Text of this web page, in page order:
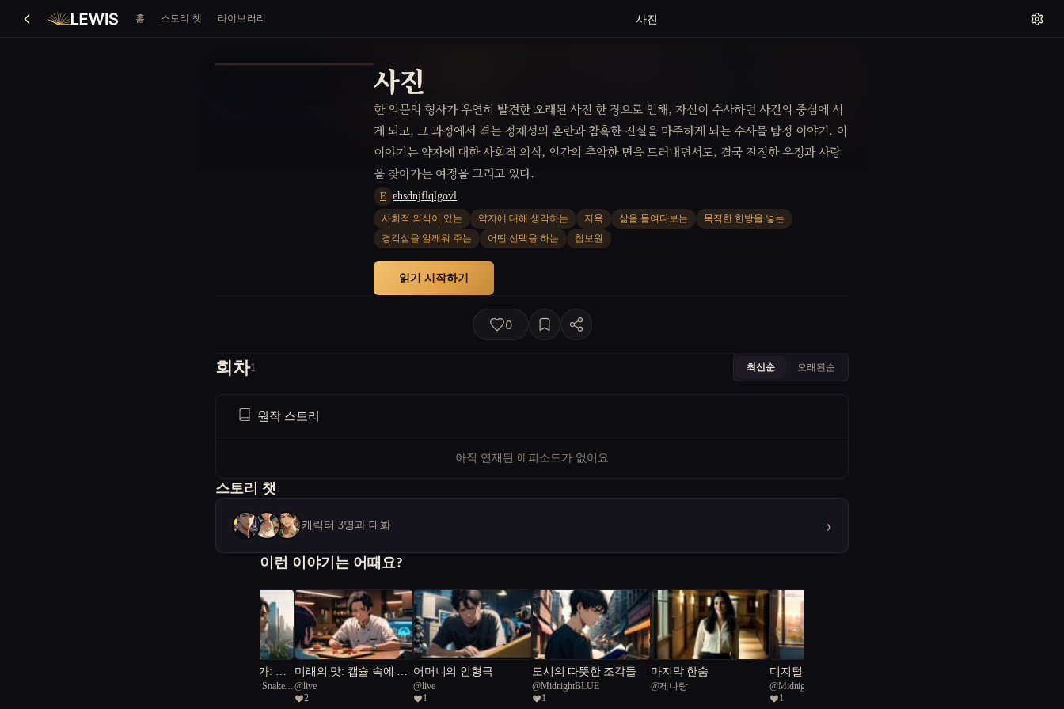
홈 스토리 챗 라이브러리 사진
사진
한 의문의 형사가 우연히 발견한 오래된 사진 한 장으로 인해, 자신이 수사하던 사건의 중심에 서
게 되고, 그 과정에서 겪는 정체성의 혼란과 참혹한 진실을 마주하게 되는 수사물 탐정 이야기. 이
이야기는 약자에 대한 사회적 의식, 인간의 추악한 면을 드러내면서도, 결국 진정한 우정과 사랑
을 찾아가는 여정을 그리고 있다.
E ehsdnjflqlgovl
사회적 의식이 있는 약자에 대해 생각하는 지옥 삶을 들여다보는
묵직한 한방을 넣는
경각심을 일깨워 주는
어떤 선택을 하는 첩보원
읽기 시작하기
0
회차1 최신순 오래된순
원작 스토리
아직 연재된 에피소드가 없어요
스토리 챗
캐릭터 3명과 대화 ›
이런 이야기는 어때요?
미래 도시의 건축가: 자
연과 기술의 교향곡
urgent Rough Green Snake
미래의 맛: 캡슐 속에 잊
혀진 온기
@live
2
어머니의 인형극
@live
1
도시의 따뜻한 조각들
@MidnightBLUE
1
마지막 한숨
@제나랑
디지털 경계의 춤
@MidnightBLUE
1